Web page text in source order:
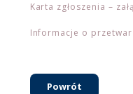
Karta zgłoszenia –
Informacje o
Powrót